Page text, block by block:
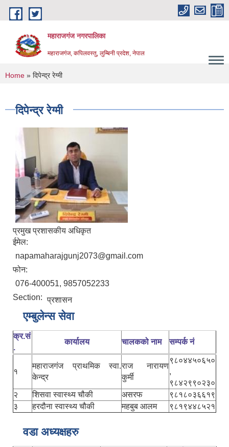
Skip to main content
महाराजगंज नगरपालिका
महाराजगंज, कपिलवस्तु, लुम्बिनी प्रदेश, नेपाल
You are here
Home » दिपेन्द्र रेग्मी
दिपेन्द्र रेग्मी
प्रमुख प्रशासकीय अधिकृत
ईमेल:
napamaharajgunj2073@gmail.com
फोन:
076-400051, 9857052233
Section: प्रशासन
एम्बुलेन्स सेवा
क्र.सं
.
कार्यालय चालकको नाम सम्पर्क नं
१
महाराजगंज प्राथमिक स्वा.
केन्द्र
राज नारायण
कुर्मी
९८०४४५०६५०
,
९८४२९९०२३०
२
शिसवा स्वास्थ्य चौकी असरफ
९८१८०३६६१९
३
हरदौना स्वास्थ्य चौकी महबुब आलम ९८१९४४८५२१
वडा अध्यक्षहरु